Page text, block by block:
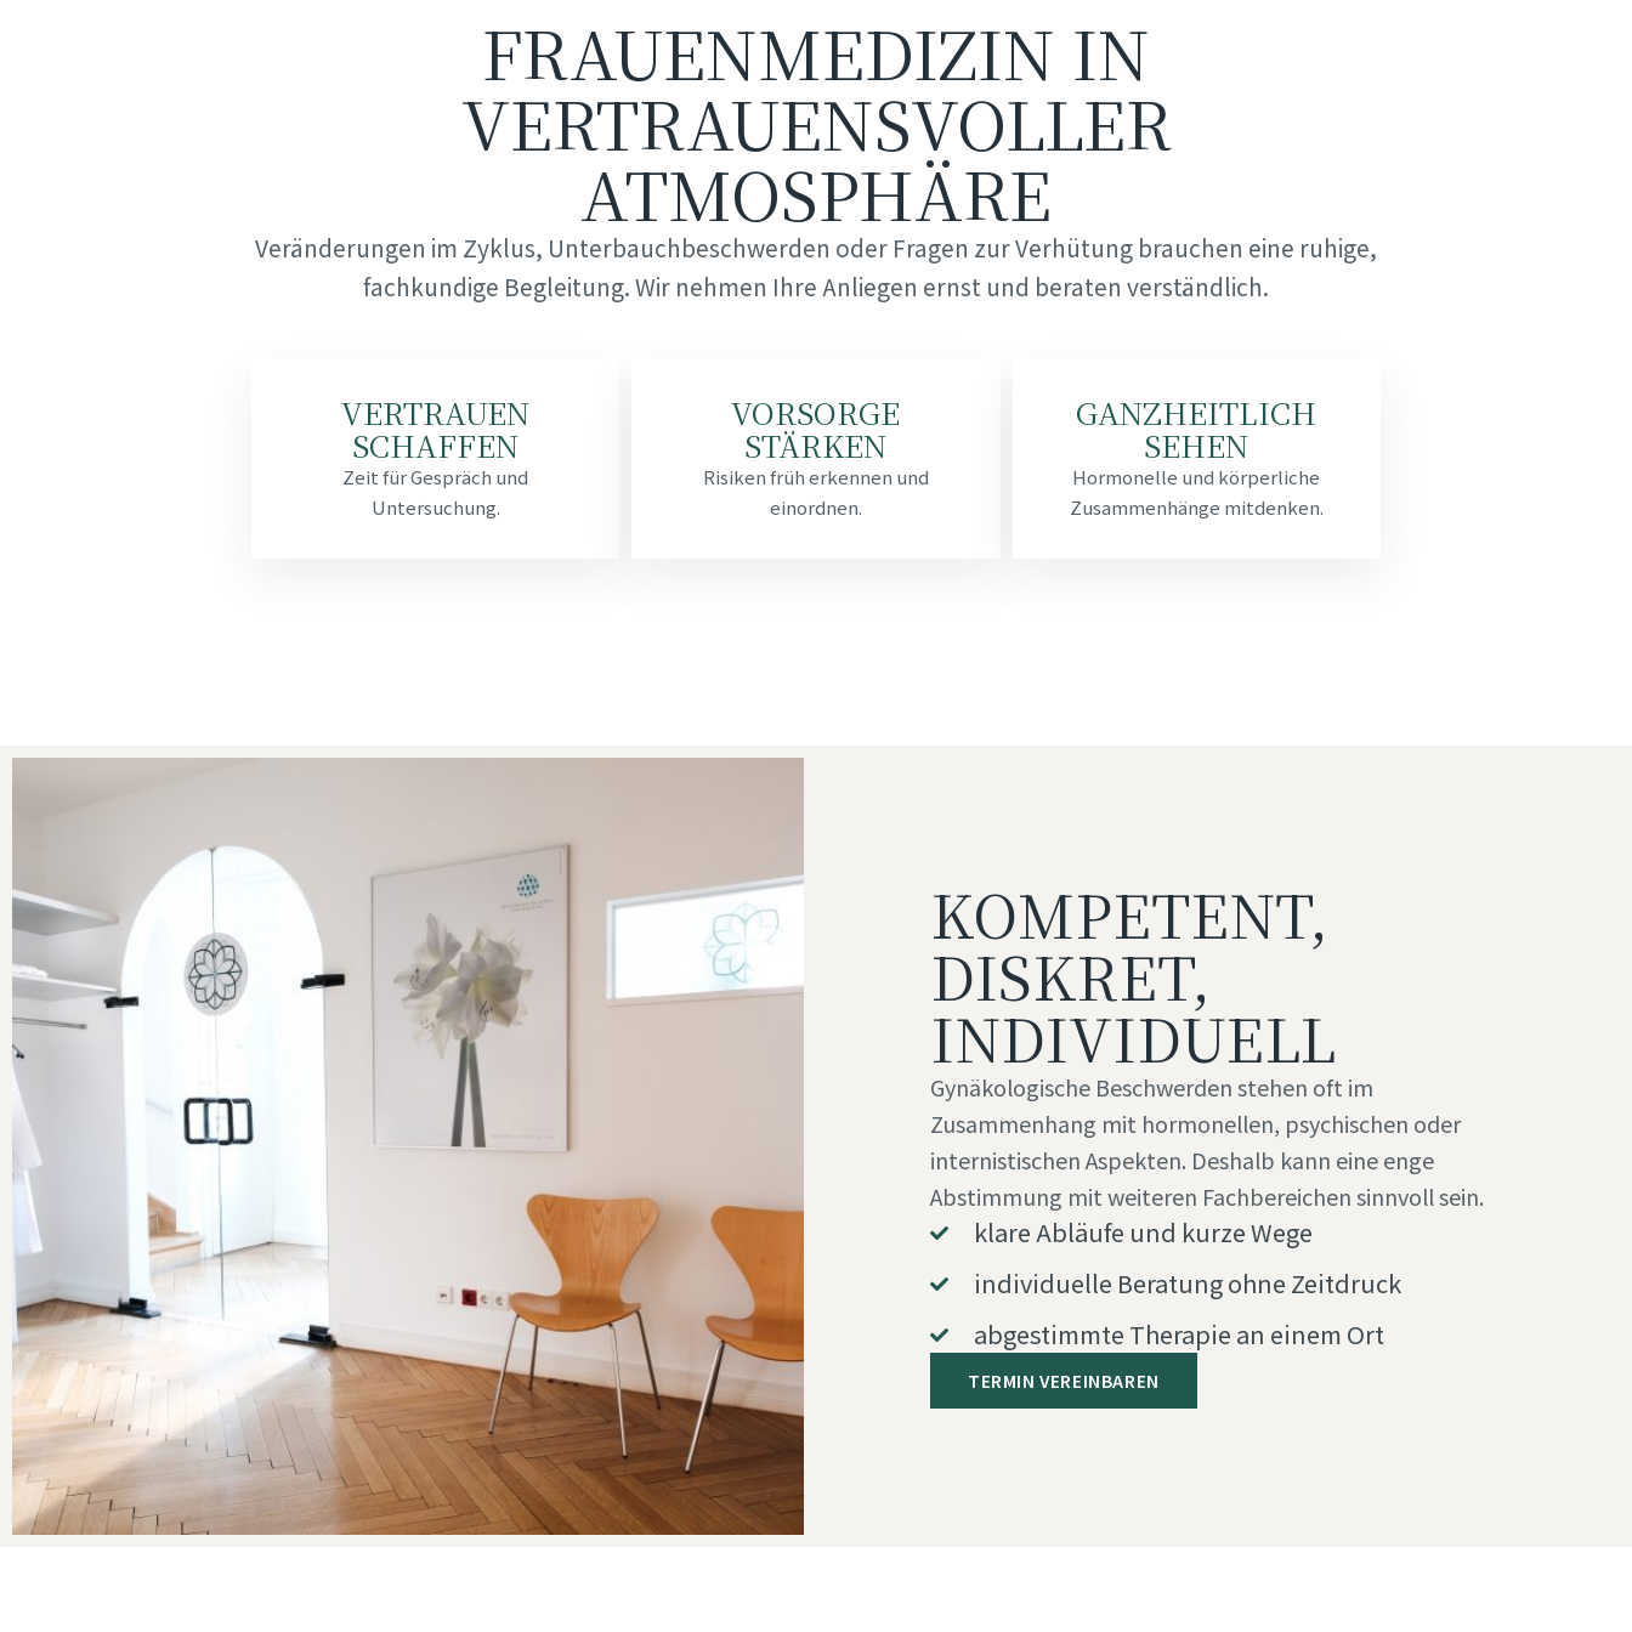
FRAUENMEDIZIN IN
VERTRAUENSVOLLER
ATMOSPHÄRE
Veränderungen im Zyklus, Unterbauchbeschwerden oder Fragen zur Verhütung brauchen eine ruhige,
fachkundige Begleitung. Wir nehmen Ihre Anliegen ernst und beraten verständlich.
VERTRAUEN
SCHAFFEN
Zeit für Gespräch und
Untersuchung.
VORSORGE
STÄRKEN
Risiken früh erkennen und
einordnen.
GANZHEITLICH
SEHEN
Hormonelle und körperliche
Zusammenhänge mitdenken.
KOMPETENT,
DISKRET,
INDIVIDUELL
Gynäkologische Beschwerden stehen oft im
Zusammenhang mit hormonellen, psychischen oder
internistischen Aspekten. Deshalb kann eine enge
Abstimmung mit weiteren Fachbereichen sinnvoll sein.
klare Abläufe und kurze Wege
individuelle Beratung ohne Zeitdruck
abgestimmte Therapie an einem Ort
TERMIN VEREINBAREN